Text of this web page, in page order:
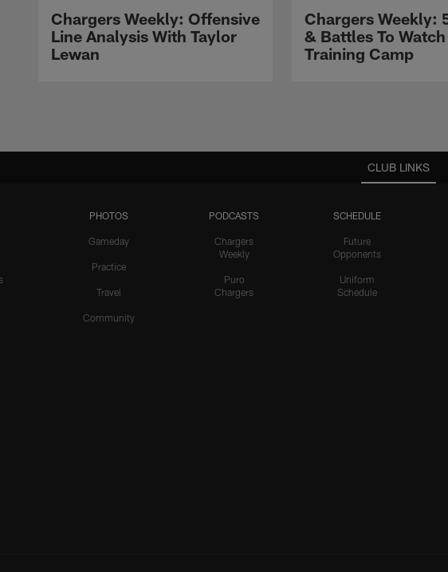
Chargers Weekly: Offensive
Line Analysis With Taylor
Lewan
Chargers Weekly:
& Battles To
Training Camp
CLUB LINKS
PHOTOS
Gameday
Practice
Travel
Community
PODCASTS
Chargers
Weekly
Puro
Chargers
SCHEDULE
Future
Opponents
Uniform
Schedule